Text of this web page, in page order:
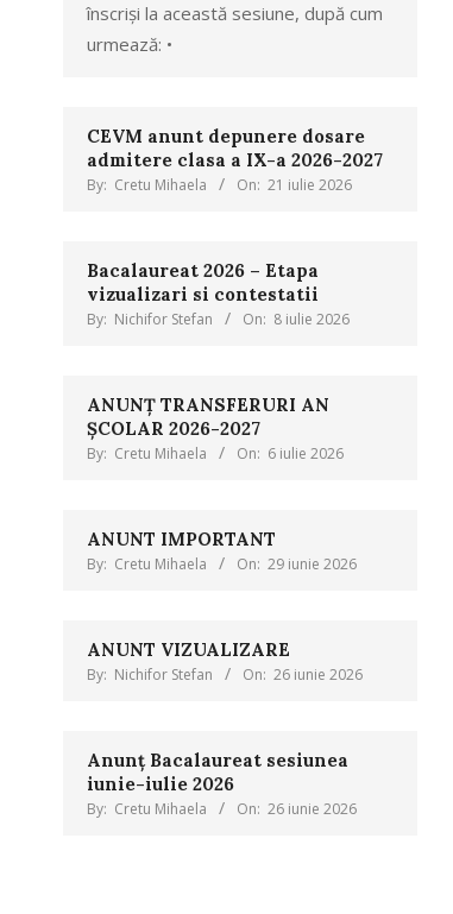
înscriși la această sesiune, după cum
urmează: •
CEVM anunt depunere dosare
admitere clasa a IX-a 2026-2027
By: Cretu Mihaela On: 21 iulie 2026
Bacalaureat 2026 – Etapa
vizualizari si contestatii
By: Nichifor Stefan On: 8 iulie 2026
ANUNȚ TRANSFERURI AN
ȘCOLAR 2026-2027
By: Cretu Mihaela On: 6 iulie 2026
ANUNT IMPORTANT
By: Cretu Mihaela On: 29 iunie 2026
ANUNT VIZUALIZARE
By: Nichifor Stefan On: 26 iunie 2026
Anunț Bacalaureat sesiunea
iunie-iulie 2026
By: Cretu Mihaela On: 26 iunie 2026